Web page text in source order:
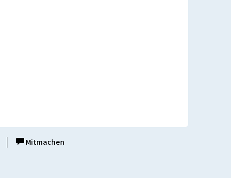
Mitmachen